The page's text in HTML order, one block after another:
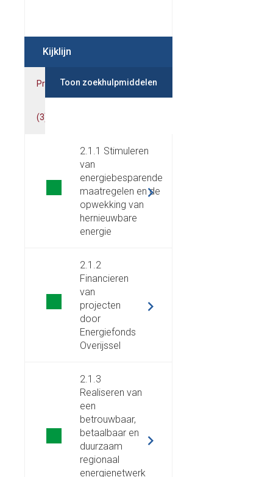
Kijklijn
Toon zoekhulpmiddelen
Prestaties
(3)
Indicatoren
2.1.1 Stimuleren
van
energiebesparende
maatregelen en de
opwekking van
hernieuwbare
energie
2.1.2
Financieren
van
projecten
door
Energiefonds
Overijssel
2.1.3
Realiseren van
een
betrouwbaar,
betaalbaar en
duurzaam
regionaal
energienetwerk